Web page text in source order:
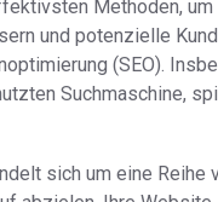
Methoden, um
und potenzielle
(SEO).
Suchmaschine,
sich um eine Reihe